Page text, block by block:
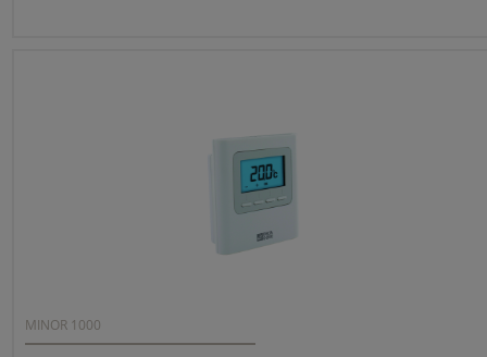
MINOR 1000